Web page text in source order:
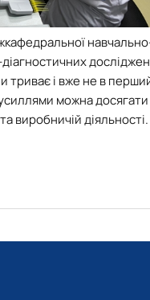
триває і вже не в
можна досягати
виробничій діяльності.